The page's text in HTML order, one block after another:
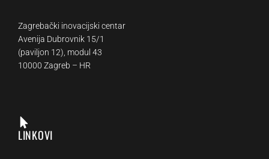
Zagrebački inovacijski centar
Avenija Dubrovnik 15/1
(paviljon 12), modul 43
10000 Zagreb – HR
LINKOVI